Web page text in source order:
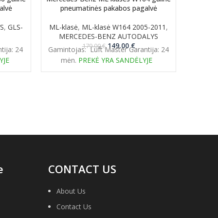
, GLS-
€.
24
pneumatinės pakabos pagalvė
ML-klasė, ML-klasė W164 2005-2011 ,
MERCEDES-BENZ AUTODALYS
179.00€ Original
price
was:
179.00 €.
149.00€Current
price
is:
149.00 €.
Gamintojas: Luft Master Garantija: 24
mėn. PREKĖ YRA SANDĖLYJE
CONTACT US
About Us
Contact Us